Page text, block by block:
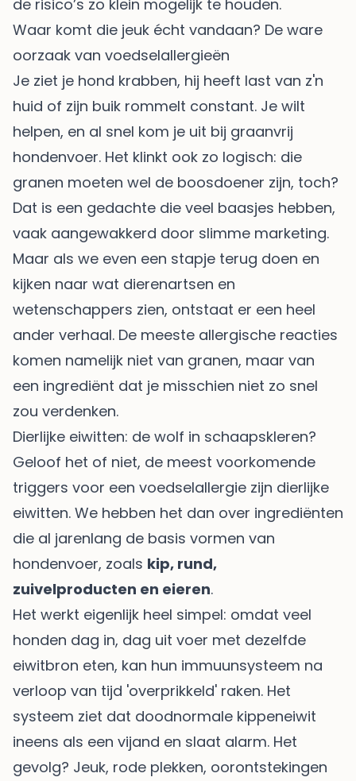
de risico’s zo klein mogelijk te houden.
Waar komt die jeuk écht vandaan? De ware
oorzaak van voedselallergieën
Je ziet je hond krabben, hij heeft last van z'n
huid of zijn buik rommelt constant. Je wilt
helpen, en al snel kom je uit bij graanvrij
hondenvoer. Het klinkt ook zo logisch: die
granen moeten wel de boosdoener zijn, toch?
Dat is een gedachte die veel baasjes hebben,
vaak aangewakkerd door slimme marketing.
Maar als we even een stapje terug doen en
kijken naar wat dierenartsen en
wetenschappers zien, ontstaat er een heel
ander verhaal. De meeste allergische reacties
komen namelijk niet van granen, maar van
een ingrediënt dat je misschien niet zo snel
zou verdenken.
Dierlijke eiwitten: de wolf in schaapskleren?
Geloof het of niet, de meest voorkomende
triggers voor een voedselallergie zijn dierlijke
eiwitten. We hebben het dan over ingrediënten
die al jarenlang de basis vormen van
hondenvoer, zoals kip, rund,
zuivelproducten en eieren.
Het werkt eigenlijk heel simpel: omdat veel
honden dag in, dag uit voer met dezelfde
eiwitbron eten, kan hun immuunsysteem na
verloop van tijd 'overprikkeld' raken. Het
systeem ziet dat doodnormale kippeneiwit
ineens als een vijand en slaat alarm. Het
gevolg? Jeuk, rode plekken, oorontstekingen